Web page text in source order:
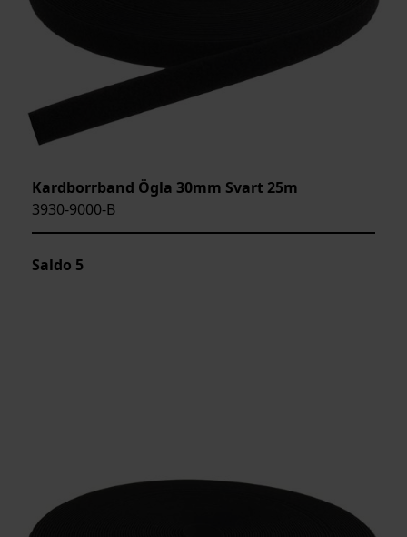
Kardborrband Ögla 30mm Svart 25m
3930-9000-B
Saldo 5